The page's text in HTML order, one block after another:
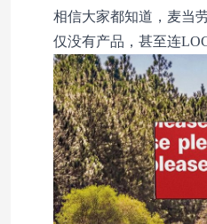
相信大家都知道，麦当
仅没有产品，甚至连